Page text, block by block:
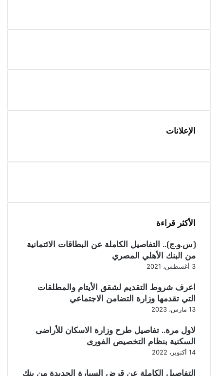
الإعلانات
الأكثر قراءة
(س.و.ج).. التفاصيل الكاملة عن البطاقات الائتمانية
من البنك الأهلي المصري
3 أغسطس، 2021
اعرف شروط التقديم لشقق الأيتام والمطلقات
التي تقدمها وزارة التضامن الاجتماعي
13 مارس، 2023
لاول مرة.. تفاصيل طرح وزارة الاسكان للأراضى
السكنية بنظام التخصيص الفورى
14 أكتوبر، 2022
التفاصيل الكاملة عن قرض السيارة الجديدة من بنك